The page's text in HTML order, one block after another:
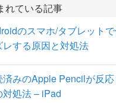
b
o
k
t
e
r
a
れている記事
のスマホ/タブレット
レする原因と対処法
済みのApple Pencilが反
対処法 – iPad